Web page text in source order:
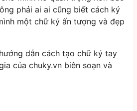
phải ai ai cũng biết cách ký
một chữ ký ấn tượng và đẹp
dẫn cách tạo chữ ký tay
của chuky.vn biên soạn và